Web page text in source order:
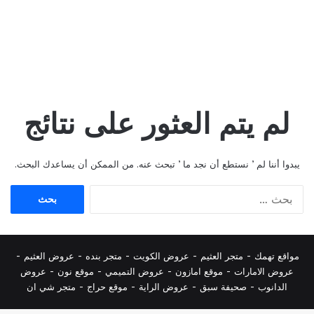
لم يتم العثور على نتائج
يبدوا أننا لم ’ نستطع أن نجد ما ’ تبحث عنه. من الممكن أن يساعدك البحث.
مواقع تهمك - متجر العثيم - عروض الكويت - متجر بنده - عروض العثيم -
عروض الامارات - موقع امازون - عروض التميمي - موقع نون - عروض
الدانوب - صحيفة سبق - عروض الراية - موقع حراج - متجر شي ان